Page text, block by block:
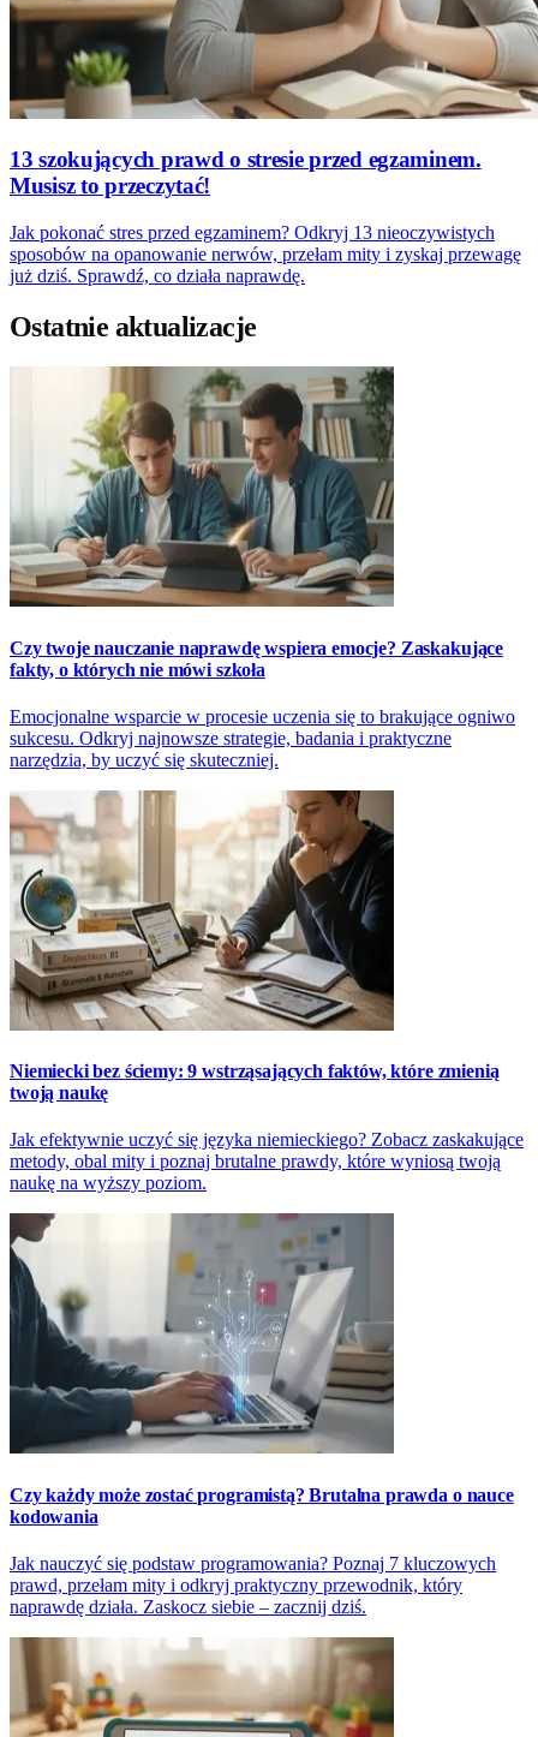
13 szokujących prawd o stresie przed egzaminem.
Musisz to przeczytać!
Jak pokonać stres przed egzaminem? Odkryj 13 nieoczywistych
sposobów na opanowanie nerwów, przełam mity i zyskaj przewagę
już dziś. Sprawdź, co działa naprawdę.
Ostatnie aktualizacje
Czy twoje nauczanie naprawdę wspiera emocje? Zaskakujące
fakty, o których nie mówi szkoła
Emocjonalne wsparcie w procesie uczenia się to brakujące ogniwo
sukcesu. Odkryj najnowsze strategie, badania i praktyczne
narzędzia, by uczyć się skuteczniej.
Niemiecki bez ściemy: 9 wstrząsających faktów, które zmienią
twoją naukę
Jak efektywnie uczyć się języka niemieckiego? Zobacz zaskakujące
metody, obal mity i poznaj brutalne prawdy, które wyniosą twoją
naukę na wyższy poziom.
Czy każdy może zostać programistą? Brutalna prawda o nauce
kodowania
Jak nauczyć się podstaw programowania? Poznaj 7 kluczowych
prawd, przełam mity i odkryj praktyczny przewodnik, który
naprawdę działa. Zaskocz siebie – zacznij dziś.